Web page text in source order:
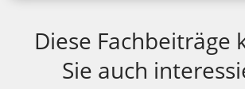
Diese Fachbeiträge
Sie auch